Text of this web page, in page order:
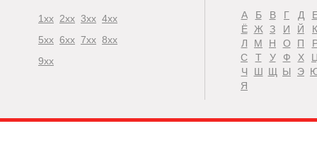
1xx 2xx 3xx 4xx
5xx 6xx 7xx 8xx
9xx
А Б В Г Д
Ё
Ж З И Й
К
Л
М Н О П
С
Т У Ф Х
Ч
Ш Щ Ы Э
Я